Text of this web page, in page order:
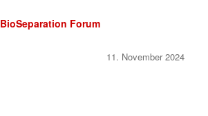
BioSeparation Forum
11. November 2024